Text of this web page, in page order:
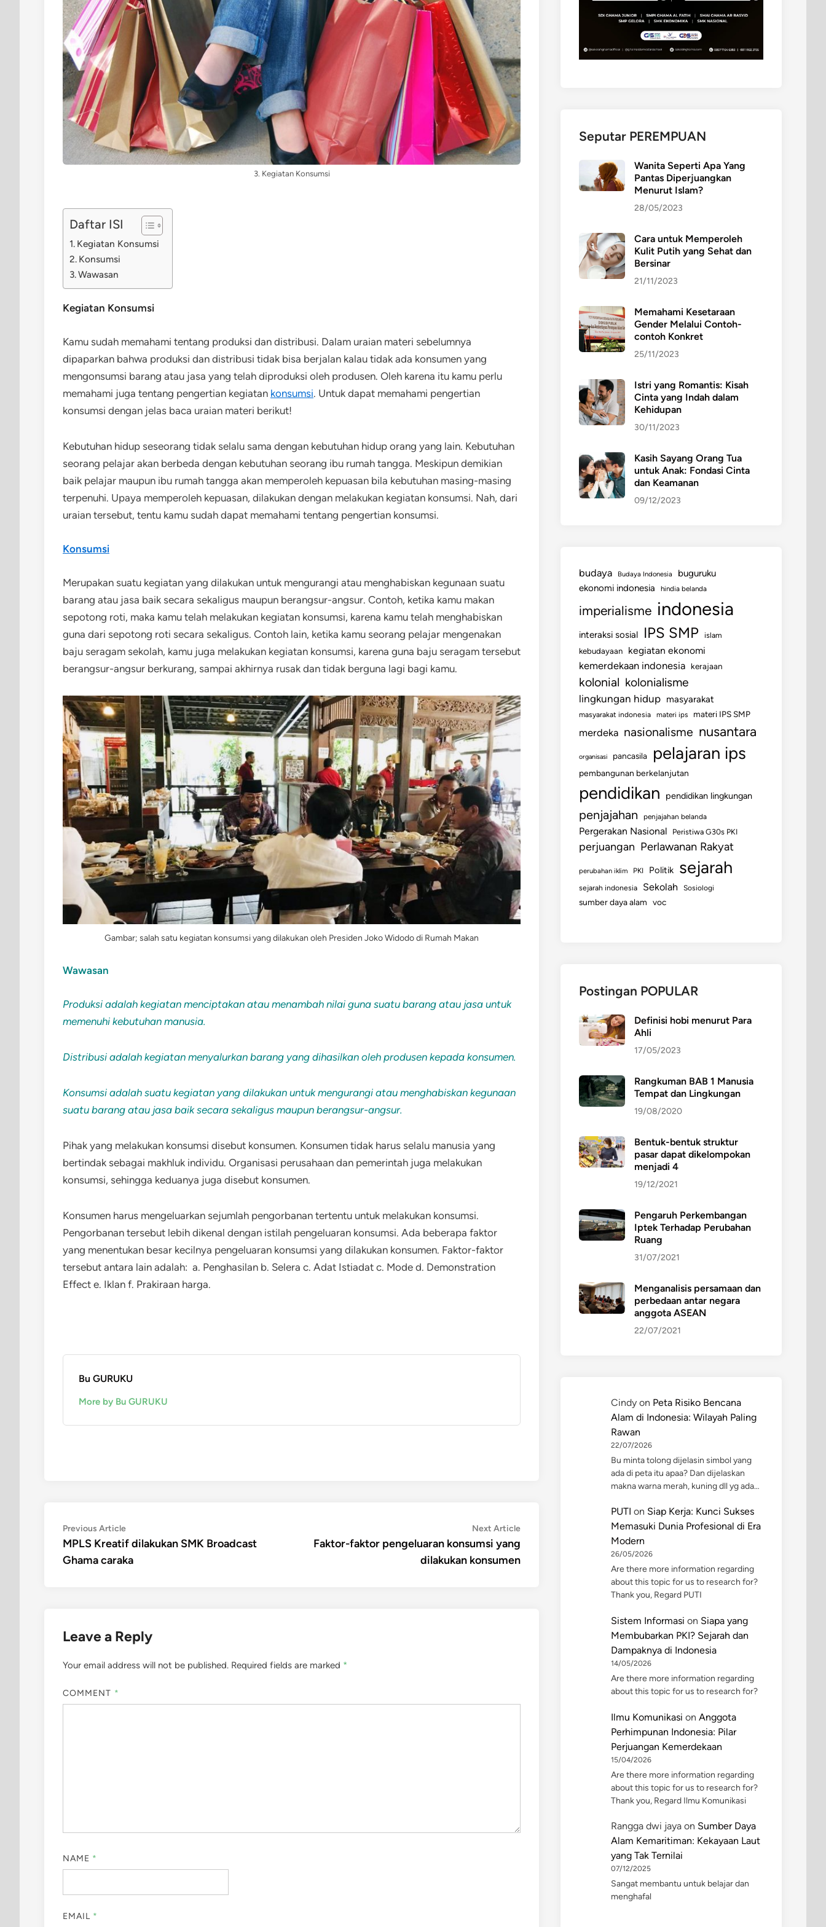
3. Kegiatan Konsumsi
Daftar ISI
Kegiatan Konsumsi
Konsumsi
Wawasan
Kegiatan Konsumsi
Kamu sudah memahami tentang produksi dan distribusi. Dalam uraian materi sebelumnya
dipaparkan bahwa produksi dan distribusi tidak bisa berjalan kalau tidak ada konsumen yang
mengonsumsi barang atau jasa yang telah diproduksi oleh produsen. Oleh karena itu kamu perlu
memahami juga tentang pengertian kegiatan konsumsi. Untuk dapat memahami pengertian
konsumsi dengan jelas baca uraian materi berikut!
Kebutuhan hidup seseorang tidak selalu sama dengan kebutuhan hidup orang yang lain. Kebutuhan
seorang pelajar akan berbeda dengan kebutuhan seorang ibu rumah tangga. Meskipun demikian
baik pelajar maupun ibu rumah tangga akan memperoleh kepuasan bila kebutuhan masing-masing
terpenuhi. Upaya memperoleh kepuasan, dilakukan dengan melakukan kegiatan konsumsi. Nah, dari
uraian tersebut, tentu kamu sudah dapat memahami tentang pengertian konsumsi.
Konsumsi
Merupakan suatu kegiatan yang dilakukan untuk mengurangi atau menghabiskan kegunaan suatu
barang atau jasa baik secara sekaligus maupun berangsur-angsur. Contoh, ketika kamu makan
sepotong roti, maka kamu telah melakukan kegiatan konsumsi, karena kamu telah menghabiskan
guna dari sepotong roti secara sekaligus. Contoh lain, ketika kamu seorang pelajar mengenakan
baju seragam sekolah, kamu juga melakukan kegiatan konsumsi, karena guna baju seragam tersebut
berangsur-angsur berkurang, sampai akhirnya rusak dan tidak berguna lagi bagi kamu.
Gambar; salah satu kegiatan konsumsi yang dilakukan oleh Presiden Joko Widodo di Rumah Makan
Wawasan
Produksi adalah kegiatan menciptakan atau menambah nilai guna suatu barang atau jasa untuk
memenuhi kebutuhan manusia.
Distribusi adalah kegiatan menyalurkan barang yang dihasilkan oleh produsen kepada konsumen.
Konsumsi adalah suatu kegiatan yang dilakukan untuk mengurangi atau menghabiskan kegunaan
suatu barang atau jasa baik secara sekaligus maupun berangsur-angsur.
Pihak yang melakukan konsumsi disebut konsumen. Konsumen tidak harus selalu manusia yang
bertindak sebagai makhluk individu. Organisasi perusahaan dan pemerintah juga melakukan
konsumsi, sehingga keduanya juga disebut konsumen.
Konsumen harus mengeluarkan sejumlah pengorbanan tertentu untuk melakukan konsumsi.
Pengorbanan tersebut lebih dikenal dengan istilah pengeluaran konsumsi. Ada beberapa faktor
yang menentukan besar kecilnya pengeluaran konsumsi yang dilakukan konsumen. Faktor-faktor
tersebut antara lain adalah: a. Penghasilan b. Selera c. Adat Istiadat c. Mode d. Demonstration
Effect e. Iklan f. Prakiraan harga.
Bu GURUKU
More by Bu GURUKU
Post
navigation
Previous ArticlePrevious
article:
MPLS Kreatif dilakukan SMK Broadcast
Ghama caraka
Next ArticleNext
Faktor-faktor pengeluaran konsumsi yang
dilakukan konsumen
Leave a Reply
Your email address will not be published. Required fields are marked *
COMMENT *
NAME *
EMAIL *
Seputar PEREMPUAN
Wanita Seperti Apa Yang
Pantas Diperjuangkan
Menurut Islam?
28/05/2023
Cara untuk Memperoleh
Kulit Putih yang Sehat dan
Bersinar
21/11/2023
Memahami Kesetaraan
Gender Melalui Contoh-
contoh Konkret
25/11/2023
Istri yang Romantis: Kisah
Cinta yang Indah dalam
Kehidupan
30/11/2023
Kasih Sayang Orang Tua
untuk Anak: Fondasi Cinta
dan Keamanan
09/12/2023
budaya Budaya Indonesia
buguruku
ekonomi indonesia
hindia belanda
imperialisme indonesia
interaksi sosial IPS SMP
islam
kebudayaan
kegiatan ekonomi
kemerdekaan indonesia kerajaan
kolonial kolonialisme
lingkungan hidup masyarakat
masyarakat indonesia materi ips materi IPS SMP
merdeka nasionalisme nusantara
organisasi pancasila pelajaran ips
pembangunan berkelanjutan
pendidikan pendidikan lingkungan
penjajahan penjajahan belanda
Pergerakan Nasional Peristiwa G30s PKI
perjuangan Perlawanan Rakyat
perubahan iklim PKI Politik sejarah
sejarah indonesia Sekolah Sosiologi
sumber daya alam voc
Postingan POPULAR
Definisi hobi menurut Para
Ahli
17/05/2023
Rangkuman BAB 1 Manusia
Tempat dan Lingkungan
19/08/2020
Bentuk-bentuk struktur
pasar dapat dikelompokan
menjadi 4
19/12/2021
Pengaruh Perkembangan
Iptek Terhadap Perubahan
Ruang
31/07/2021
Menganalisis persamaan dan
perbedaan antar negara
anggota ASEAN
22/07/2021
Cindy on Peta Risiko Bencana
Alam di Indonesia: Wilayah Paling
Rawan
22/07/2026
Bu minta tolong dijelasin simbol yang
ada di peta itu apaa? Dan dijelaskan
makna warna merah, kuning dll yg ada…
PUTI on Siap Kerja: Kunci Sukses
Memasuki Dunia Profesional di Era
Modern
26/05/2026
Are there more information regarding
about this topic for us to research for?
Thank you, Regard PUTI
Sistem Informasi on Siapa yang
Membubarkan PKI? Sejarah dan
Dampaknya di Indonesia
14/05/2026
Are there more information regarding
about this topic for us to research for?
Ilmu Komunikasi on Anggota
Perhimpunan Indonesia: Pilar
Perjuangan Kemerdekaan
15/04/2026
Are there more information regarding
about this topic for us to research for?
Thank you, Regard Ilmu Komunikasi
Rangga dwi jaya on Sumber Daya
Alam Kemaritiman: Kekayaan Laut
yang Tak Ternilai
07/12/2025
Sangat membantu untuk belajar dan
menghafal